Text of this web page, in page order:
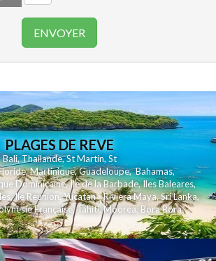
PLAGES DE REVE
Bali,Thailande,St Martin,St
,Martinique,Guadeloupe,Bahamas,
Dominicaine,Ile de la Barbade,Iles Baleares,
,Ile Reunion,Yucatan - Riviera Maya,Sri Lanka,
Française,Tahiti,Moorea, Bora Bora